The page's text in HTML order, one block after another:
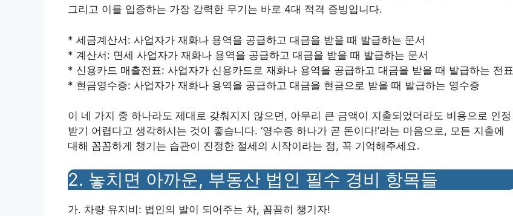
그리고 이를 입증하는 가장 강력한 무기는 바로 4대 적격 증빙입니다.
* 세금계산서: 사업자가 재화나 용역을 공급하고 대금을 받을 때 발급하는 문서
* 계산서: 면세 사업자가 재화나 용역을 공급하고 대금을 받을 때 발급하는 문서
* 신용카드 매출전표: 사업자가 신용카드로 재화나 용역을 공급하고 대금을 받을 때 발급하는 전표
* 현금영수증: 사업자가 재화나 용역을 공급하고 대금을 현금으로 받을 때 발급하는 영수증
이 네 가지 중 하나라도 제대로 갖춰지지 않으면, 아무리 큰 금액이 지출되었더라도 비용으로 인정
받기 어렵다고 생각하시는 것이 좋습니다. ‘영수증 하나가 곧 돈이다!’라는 마음으로, 모든 지출에
대해 꼼꼼하게 챙기는 습관이 진정한 절세의 시작이라는 점, 꼭 기억해주세요.
2. 놓치면 아까운, 부동산 법인 필수 경비 항목들
가. 차량 유지비: 법인의 발이 되어주는 차, 꼼꼼히 챙기자!